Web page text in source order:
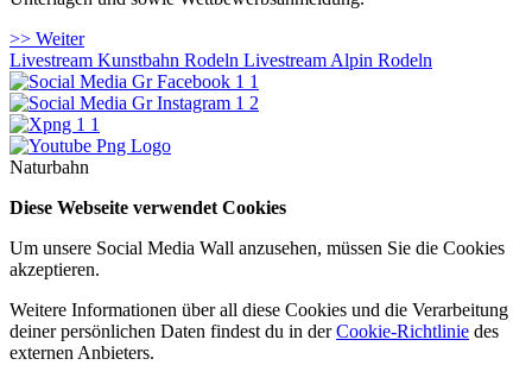
>> Weiter
Livestream Kunstbahn Rodeln Livestream Alpin Rodeln
Naturbahn
Diese Webseite verwendet Cookies
Um unsere Social Media Wall anzusehen, müssen Sie die Cookies
akzeptieren.
Weitere Informationen über all diese Cookies und die Verarbeitung
deiner persönlichen Daten findest du in derCookie-Richtlinie des
externen Anbieters.